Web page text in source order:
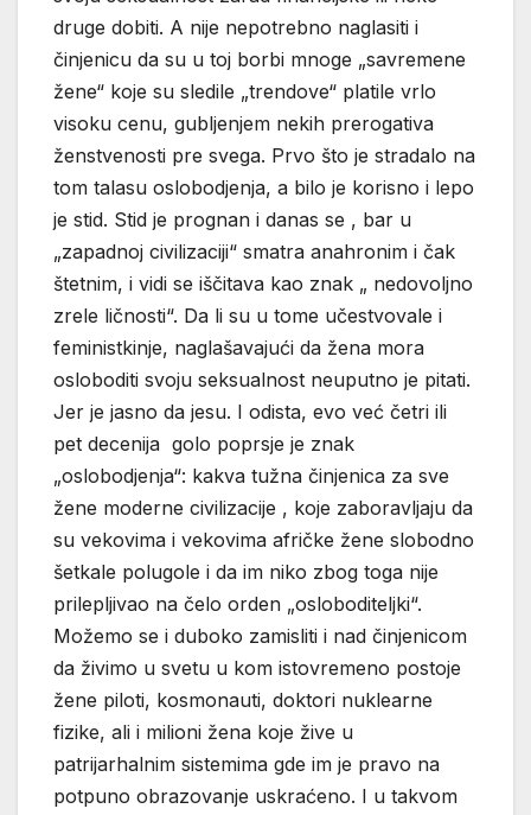
druge dobiti. A nije nepotrebno naglasiti i
činjenicu da su u toj borbi mnoge „savremene
žene“ koje su sledile „trendove“ platile vrlo
visoku cenu, gubljenjem nekih prerogativa
ženstvenosti pre svega. Prvo što je stradalo na
tom talasu oslobodjenja, a bilo je korisno i lepo
je stid. Stid je prognan i danas se , bar u
„zapadnoj civilizaciji“ smatra anahronim i čak
štetnim, i vidi se iščitava kao znak „ nedovoljno
zrele ličnosti“. Da li su u tome učestvovale i
feministkinje, naglašavajući da žena mora
osloboditi svoju seksualnost neuputno je pitati.
Jer je jasno da jesu. I odista, evo već četri ili
pet decenija golo poprsje je znak
„oslobodjenja“: kakva tužna činjenica za sve
žene moderne civilizacije , koje zaboravljaju da
su vekovima i vekovima afričke žene slobodno
šetkale polugole i da im niko zbog toga nije
prilepljivao na čelo orden „osloboditeljki“.
Možemo se i duboko zamisliti i nad činjenicom
da živimo u svetu u kom istovremeno postoje
žene piloti, kosmonauti, doktori nuklearne
fizike, ali i milioni žena koje žive u
patrijarhalnim sistemima gde im je pravo na
potpuno obrazovanje uskraćeno. I u takvom